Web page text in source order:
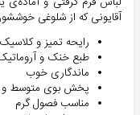
آقایونی که از شلوغی
رایحه تمیز و کلاسیک
طبع خنک و
ماندگاری خوب
پخش بوی متوسط و
مناسب فصول گرم